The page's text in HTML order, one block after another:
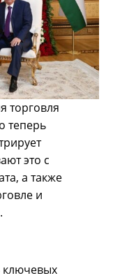
торговля
теперь
это с
а также
и
ключевых